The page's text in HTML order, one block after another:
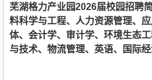
芜湖格力产业园2026届校园招聘
料科学与工程、人力资源管理、
体、会计学、审计学、环境生态
与技术、物流管理、英语、国际经